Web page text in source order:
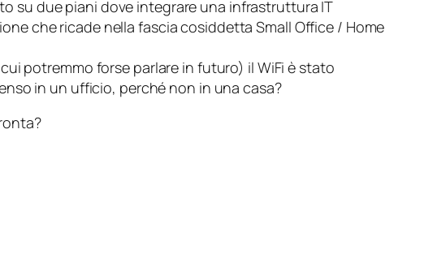
su due piani dove integrare una infrastruttura IT
che ricade nella fascia cosiddettaSmall Office / Home
potremmo forse parlare in futuro) il WiFi è stato
in un ufficio, perché non in una casa?